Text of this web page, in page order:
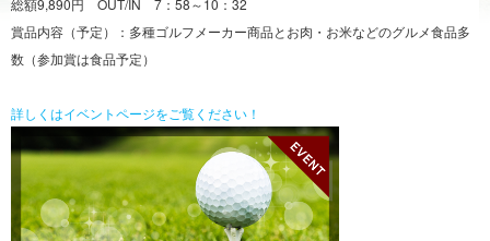
総額9,890円 OUT/IN 7：58～10：32
賞品内容（予定）：多種ゴルフメーカー商品とお肉・お米などのグルメ食品多
数（参加賞は食品予定）
詳しくはイベントページをご覧ください！